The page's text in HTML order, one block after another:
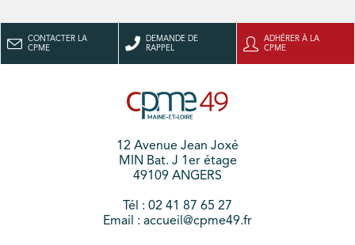
CONTACTER LA
CPME
DEMANDE DE
RAPPEL
ADHÉRER À LA
CPME
12 Avenue Jean Joxé
MIN Bat. J 1er étage
49109 ANGERS
Tél : 02 41 87 65 27
Email : accueil@cpme49.fr